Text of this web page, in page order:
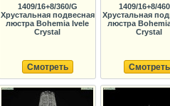
1409/16+8/360/G
Хрустальная подвесная
люстра Bohemia Ivele
Crystal
Смотреть
1409/16+8/
Хрустальная
люстра
Crystal
Смотреть